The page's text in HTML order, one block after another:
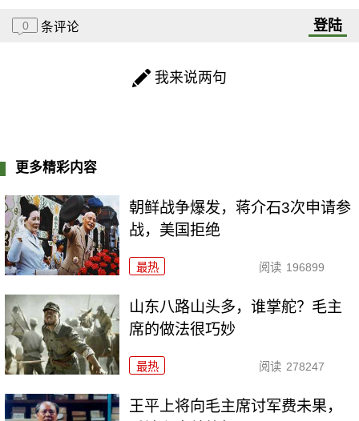
0 条评论 登陆
我来说两句
更多精彩内容
朝鲜战争爆发，蒋介石3次申请参
战，美国拒绝
最热 阅读 196899
山东八路山头多，谁掌舵？毛主
席的做法很巧妙
最热 阅读 278247
王平上将向毛主席讨军费未果，